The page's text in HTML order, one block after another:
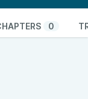
0